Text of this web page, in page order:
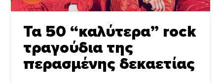
Τα 50 “καλύτερα” rock
τραγούδια της
περασμένης δεκαετίας